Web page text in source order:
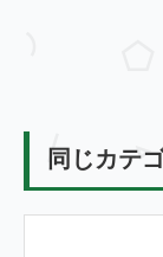
同じカテ